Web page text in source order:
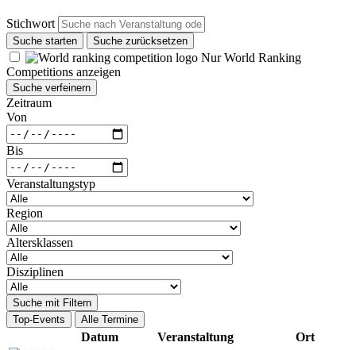
Stichwort
Suche starten Suche zurücksetzen
Nur World Ranking
Competitions anzeigen
Suche verfeinern
Zeitraum
Von
Bis
Veranstaltungstyp
Region
Altersklassen
Disziplinen
Suche mit Filtern
Top-Events
Alle Termine
Datum Veranstaltung Ort